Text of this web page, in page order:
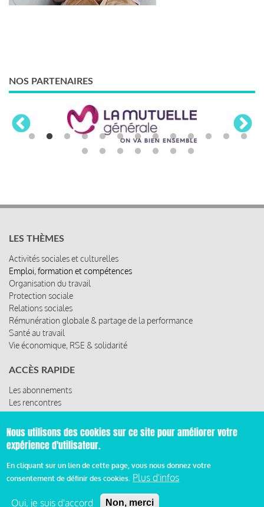
NOS PARTENAIRES
LES THÈMES
Activités sociales et culturelles
Emploi, formation et compétences
Organisation du travail
Protection sociale
Relations sociales
Rémunération globale & partage de la performance
Santé au travail
Vie économique, RSE & solidarité
ACCÈS RAPIDE
Les abonnements
Les rencontres
Les ressources
© 2019 Miroir Social - Réalisé parCafffeine
Mentions légales et condition générale d’utilisation et
d’abonnement
Nous utilisons des cookies sur ce site pour améliorer votre
expérience d'utilisateur.
En cliquant sur un lien de cette page, vous nous donnez votre
consentement de définir des cookies. Plus d'infos
Oui, je suis d'accord Non, merci